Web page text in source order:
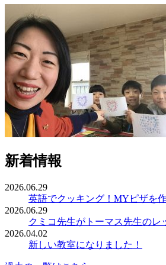
新着情報
2026.06.29
英語でクッキング！MYピザを
2026.06.29
クミコ先生がトーマス先生のレ
2026.04.02
新しい教室になりました！